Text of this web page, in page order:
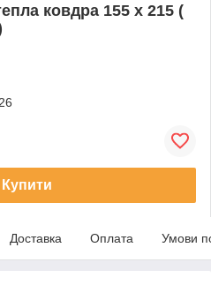
ковдра 155 х 215 (
Купити
Доставка Оплата Умови